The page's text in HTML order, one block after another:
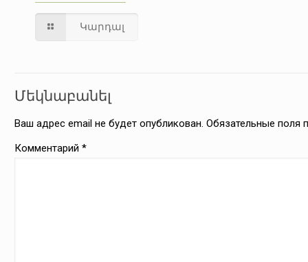
Կարդալ
Մեկնաբանել
Ваш адрес email не будет опубликован. Обязательные поля
Комментарий *